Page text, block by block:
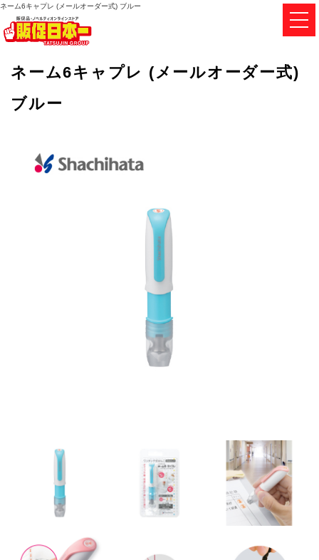
ネーム6キャプレ (メールオーダー式) ブルー
ネーム6キャプレ (メールオーダー式)
ブルー